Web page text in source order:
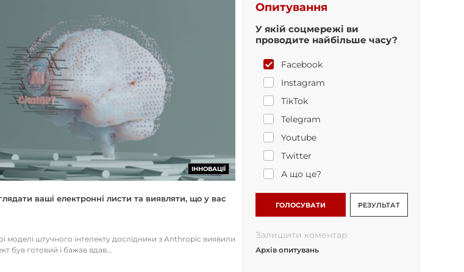
ІННОВАЦІЇ
ваші електронні листи та виявляти, що у вас
моделі штучного інтелекту дослідники з Anthropic виявили
був готовий і бажав вдав...
Опитування
У якій соцмережі ви
проводите найбільше часу?
Facebook
Instagram
TikTok
Telegram
Youtube
Twitter
А що це?
ГОЛОСУВАТИ РЕЗУЛЬТАТ
Залишити коментар
Архів опитувань